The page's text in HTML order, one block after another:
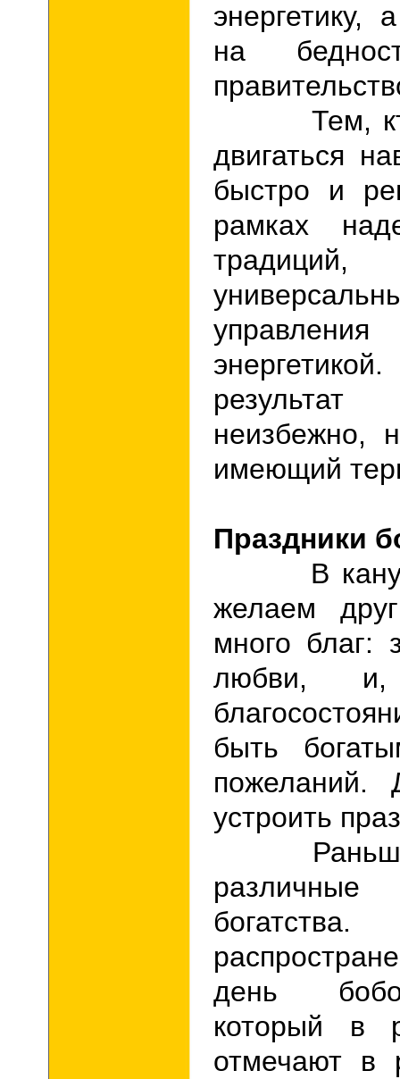
энергетику,
на
Тем,
двигаться
быстро и
рамках
традиций,
неизбежно,
имеющий
Праздники
В канун
желаем
много благ:
любви,
быть
пожеланий.
устроить
Раньше
день
который в
отмечают в